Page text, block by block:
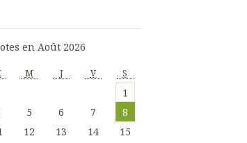
en Août 2026
M J V S
1
5 6 7
8
12 13 14
15